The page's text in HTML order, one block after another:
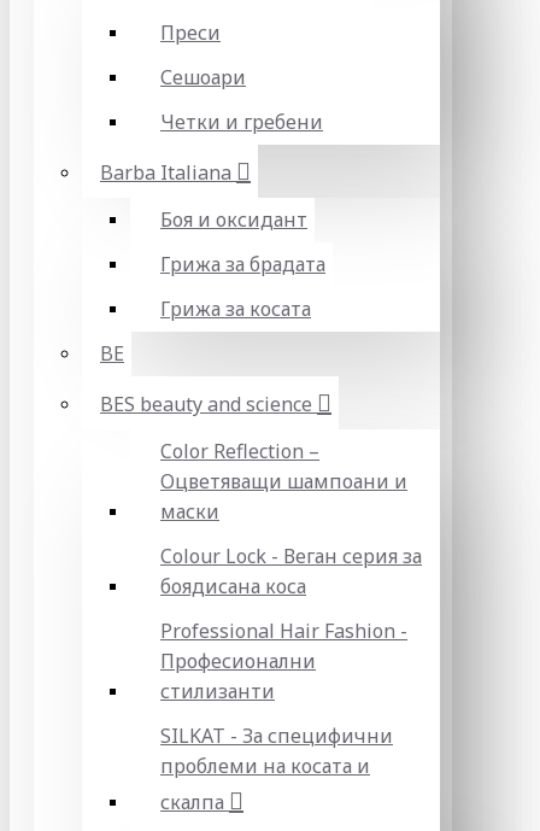
Преси
Сешоари
Четки и гребени
Barba Italiana
Боя и оксидант
Грижа за брадата
Грижа за косата
BE
BES beauty and science
Color Reflection –
Оцветяващи шампоани и
маски
Colour Lock - Веган серия за
боядисана коса
Professional Hair Fashion -
Професионални
стилизанти
SILKAT - За специфични
проблеми на косата и
скалпа